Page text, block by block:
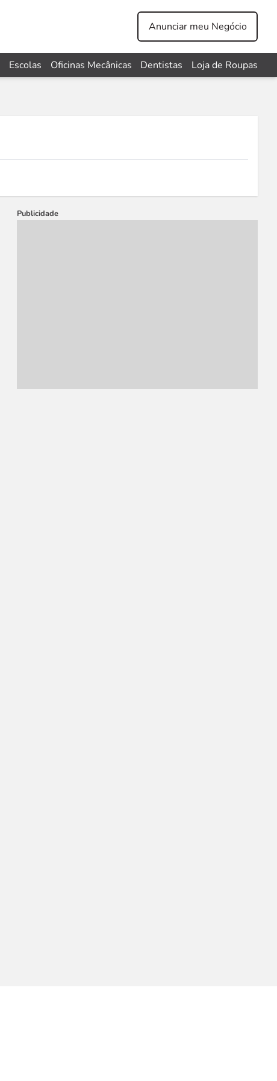
Anunciar meu Negócio
Escolas Oficinas Mecânicas Dentistas Loja de Roupas
Publicidade